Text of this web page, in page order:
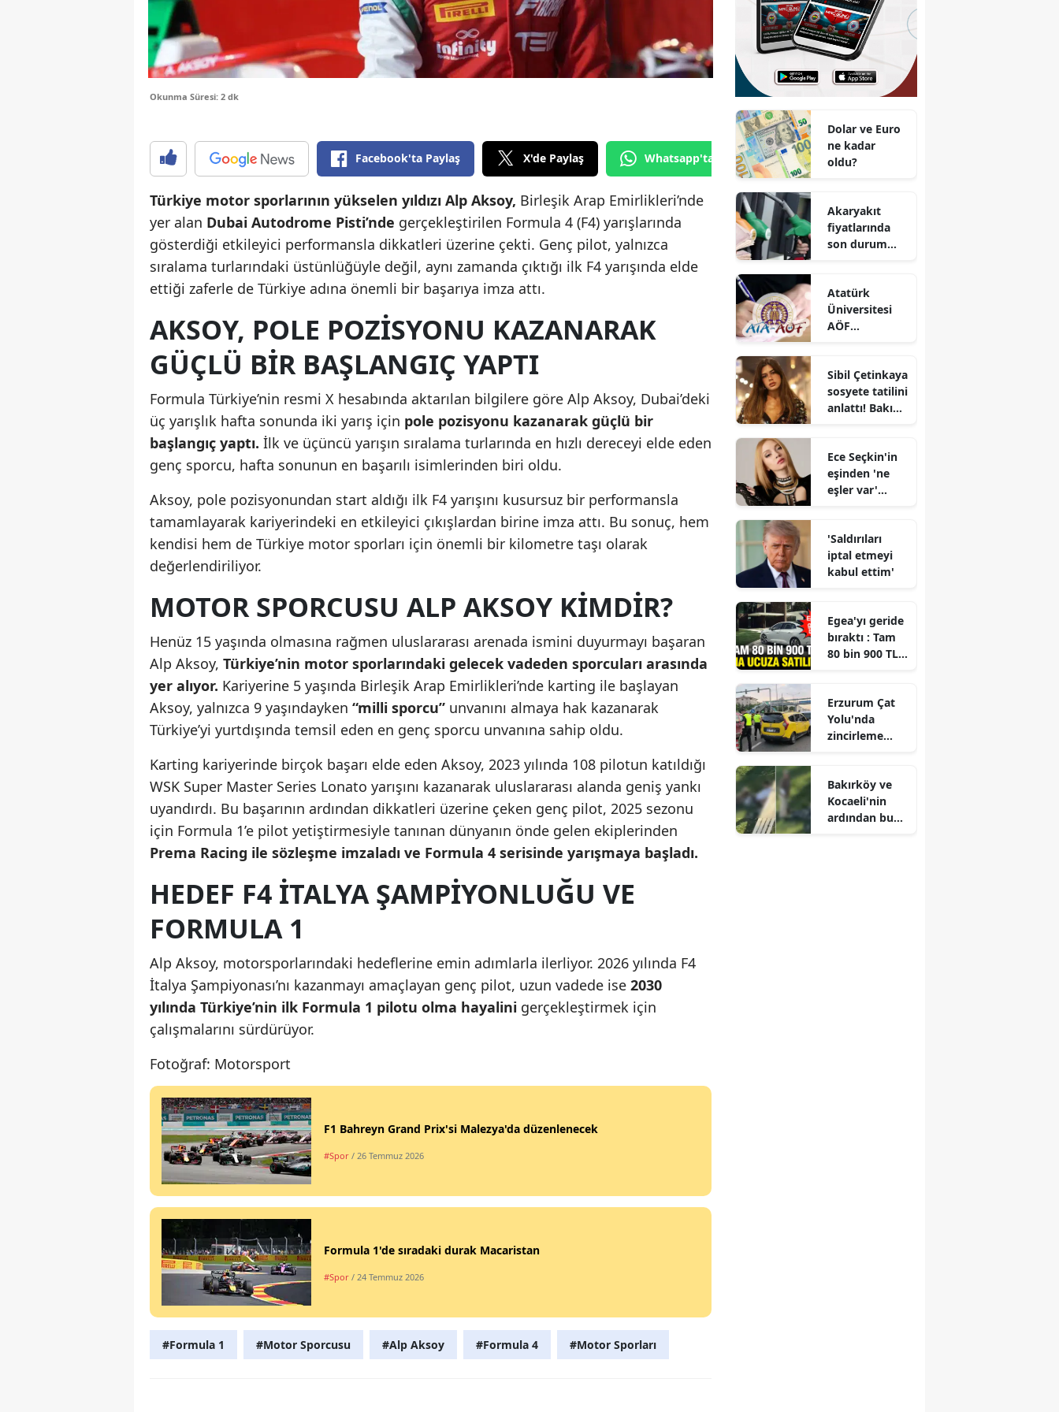
Edirne
Elazığ
Eskişehir
Gaziantep
Giresun
Gümüşhane
Isparta
Mersin
İstanbul
İzmir
Kars
Kastamonu
Kayseri
Kırşehir
Konya
Kütahya
Malatya
Manisa
Kahramanmaraş
Mardin
Muğla
Muş
Niğde
Ordu
Samsun
Tokat
Şanlıurfa
Okunma Süresi: 2 dk
Facebook'ta Paylaş X'de Paylaş Whatsapp'tan Gönder
Türkiye motor sporlarının yükselen yıldızı Alp Aksoy, Birleşik Arap Emirlikleri’nde
yer alan Dubai Autodrome Pisti’nde gerçekleştirilen Formula 4 (F4) yarışlarında
gösterdiği etkileyici performansla dikkatleri üzerine çekti. Genç pilot, yalnızca
sıralama turlarındaki üstünlüğüyle değil, aynı zamanda çıktığı ilk F4 yarışında elde
ettiği zaferle de Türkiye adına önemli bir başarıya imza attı.
AKSOY, POLE POZISYONU KAZANARAK
GÜÇLÜ BIR BAŞLANGIÇ YAPTI
Formula Türkiye’nin resmi X hesabında aktarılan bilgilere göre Alp Aksoy, Dubai’deki
üç yarışlık hafta sonunda iki yarış için pole pozisyonu kazanarak güçlü bir
başlangıç yaptı. İlk ve üçüncü yarışın sıralama turlarında en hızlı dereceyi elde eden
genç sporcu, hafta sonunun en başarılı isimlerinden biri oldu.
Aksoy, pole pozisyonundan start aldığı ilk F4 yarışını kusursuz bir performansla
tamamlayarak kariyerindeki en etkileyici çıkışlardan birine imza attı. Bu sonuç, hem
kendisi hem de Türkiye motor sporları için önemli bir kilometre taşı olarak
değerlendiriliyor.
MOTOR SPORCUSU ALP AKSOY KIMDIR?
Henüz 15 yaşında olmasına rağmen uluslararası arenada ismini duyurmayı başaran
Alp Aksoy, Türkiye’nin motor sporlarındaki gelecek vadeden sporcuları arasında
yer alıyor. Kariyerine 5 yaşında Birleşik Arap Emirlikleri’nde karting ile başlayan
Aksoy, yalnızca 9 yaşındayken “milli sporcu” unvanını almaya hak kazanarak
Türkiye’yi yurtdışında temsil eden en genç sporcu unvanına sahip oldu.
Karting kariyerinde birçok başarı elde eden Aksoy, 2023 yılında 108 pilotun katıldığı
WSK Super Master Series Lonato yarışını kazanarak uluslararası alanda geniş yankı
uyandırdı. Bu başarının ardından dikkatleri üzerine çeken genç pilot, 2025 sezonu
için Formula 1’e pilot yetiştirmesiyle tanınan dünyanın önde gelen ekiplerinden
Prema Racing ile sözleşme imzaladı ve Formula 4 serisinde yarışmaya başladı.
HEDEF F4 İTALYA ŞAMPIYONLUĞU VE
FORMULA 1
Alp Aksoy, motorsporlarındaki hedeflerine emin adımlarla ilerliyor. 2026 yılında F4
İtalya Şampiyonası’nı kazanmayı amaçlayan genç pilot, uzun vadede ise 2030
yılında Türkiye’nin ilk Formula 1 pilotu olma hayalini gerçekleştirmek için
çalışmalarını sürdürüyor.
Fotoğraf: Motorsport
F1 Bahreyn Grand Prix'si Malezya'da düzenlenecek
#Spor / 26 Temmuz 2026
Formula 1'de sıradaki durak Macaristan
#Spor / 24 Temmuz 2026
#Formula 1 #Motor Sporcusu #Alp Aksoy #Formula 4 #Motor Sporları
Dolar ve Euro
ne kadar
oldu?
Akaryakıt
fiyatlarında
son durum
motorin
fiyatları
Atatürk
Üniversitesi
AÖF
sonuçları ne
zaman
açıklanacak?
Sibil Çetinkaya
sosyete tatilini
anlattı! Bakın
Ece Seçkin'in
eşinden 'ne
eşler var'
'Saldırıları
iptal etmeyi
kabul ettim'
Egea'yı geride
bıraktı : Tam
80 bin 900 TL
Erzurum Çat
Yolu'nda
zincirleme
Bakırköy ve
Kocaeli'nin
ardından bu